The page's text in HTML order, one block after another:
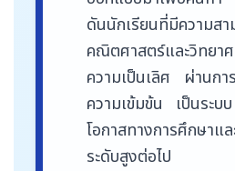
ดันนักเรียนที่มีความส
คณิตศาสตร์และวิทยา
ความเป็นเลิศ ผ่านกา
ความเข้มข้น เป็นระบ
โอกาสทางการศึกษาแ
ระดับสูงต่อไป